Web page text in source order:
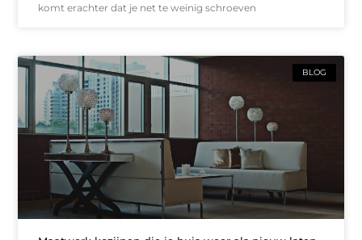
komt erachter dat je net te weinig schroeven
BLOG